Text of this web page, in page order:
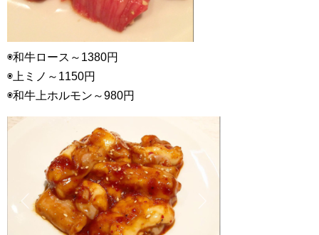
◉和牛ロース～1380円
◉上ミノ～1150円
◉和牛上ホルモン～980円